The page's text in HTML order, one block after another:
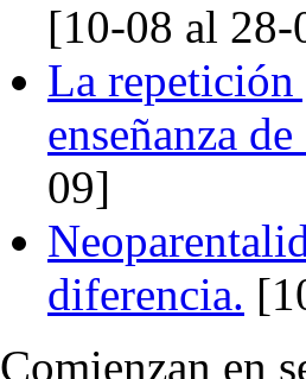
[10-08 al 28-
La repetición
enseñanza
09]
diferencia.
Comienzan en